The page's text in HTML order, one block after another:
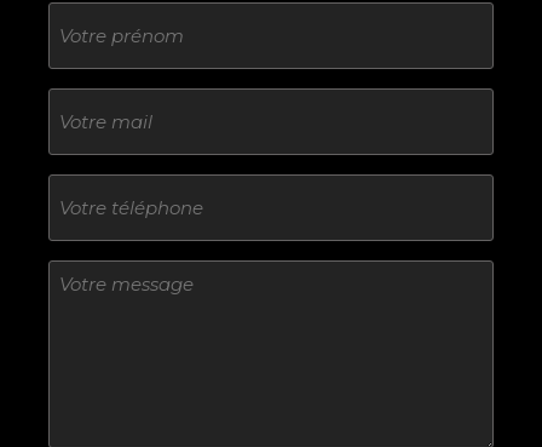
Sans
titre
E-
mail
Téléphone
Sans
titre